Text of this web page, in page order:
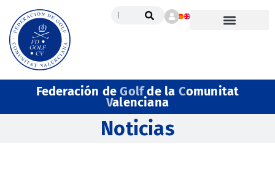
Federación deGolfde la Comunitat
Valenciana
Noticias